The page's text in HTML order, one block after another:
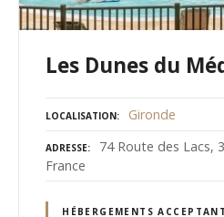
Les Dunes du
LOCALISATION Gironde
ADRESSE
74 Route des Lacs,
France
HÉBERGEMENTS